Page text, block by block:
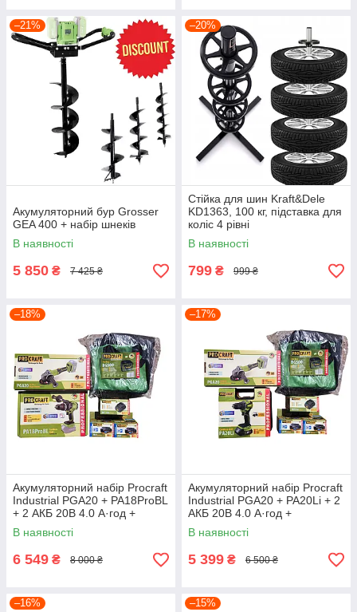
–21%
Акумуляторний бур Grosser
GEA 400 + набір шнеків
В наявності
5 850 ₴ 7 425 ₴
–20%
Стійка для шин Kraft&Dele
KD1363, 100 кг, підставка для
коліс 4 рівні
В наявності
799 ₴ 999 ₴
–18%
Акумуляторний набір Procraft
Industrial PGA20 + PA18ProBL
+ 2 АКБ 20В 4.0 А·год +
Зарядний пристрій
Charger20/1 Eco + Сумка
BG500
В наявності
6 549 ₴ 8 000 ₴
–17%
Акумуляторний набір Procraft
Industrial PGA20 + PA20Li + 2
АКБ 20В 4.0 А·год +
Зарядний пристрій
Charger20/1 Eco + Сумка
BG500
В наявності
5 399 ₴ 6 500 ₴
–16% –15%